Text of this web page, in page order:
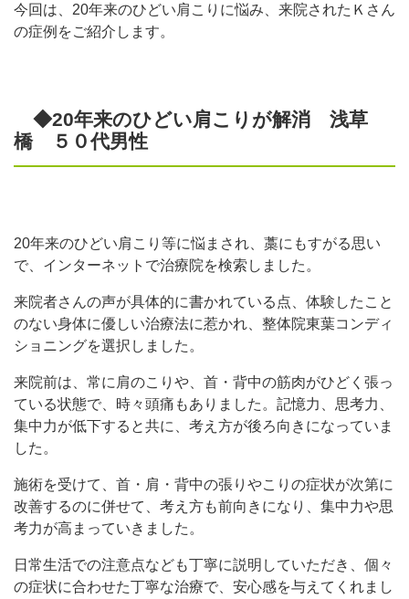
今回は、20年来のひどい肩こりに悩み、来院されたＫさん
の症例をご紹介します。
◆20年来のひどい肩こりが解消 浅草
橋 ５０代男性
20年来のひどい肩こり等に悩まされ、藁にもすがる思い
で、インターネットで治療院を検索しました。
来院者さんの声が具体的に書かれている点、体験したこと
のない身体に優しい治療法に惹かれ、整体院東葉コンディ
ショニングを選択しました。
来院前は、常に肩のこりや、首・背中の筋肉がひどく張っ
ている状態で、時々頭痛もありました。記憶力、思考力、
集中力が低下すると共に、考え方が後ろ向きになっていま
した。
施術を受けて、首・肩・背中の張りやこりの症状が次第に
改善するのに併せて、考え方も前向きになり、集中力や思
考力が高まっていきました。
日常生活での注意点なども丁寧に説明していただき、個々
の症状に合わせた丁寧な治療で、安心感を与えてくれまし